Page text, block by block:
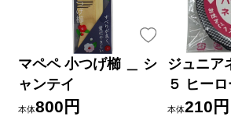
マペペ 小つげ櫛 ＿ シ
ャンテイ
本体800円
ジュニア
５ ヒーロ
本体210円